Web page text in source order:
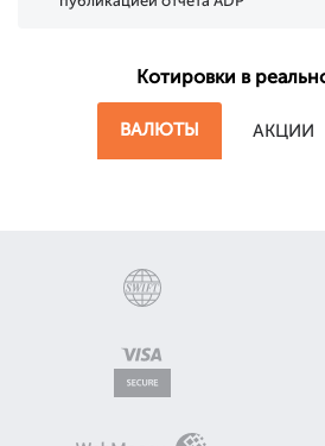
Котировки в
ВАЛЮТЫ АКЦИИ